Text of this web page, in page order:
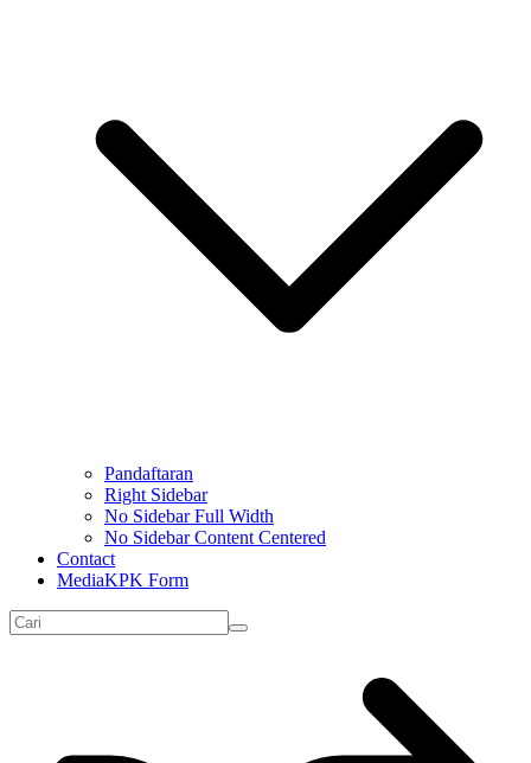
Pandaftaran
Right Sidebar
No Sidebar Full Width
No Sidebar Content Centered
Contact
MediaKPK Form